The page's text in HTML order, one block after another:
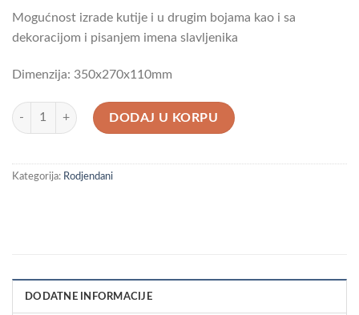
Mogućnost izrade kutije i u drugim bojama kao i sa
dekoracijom i pisanjem imena slavljenika
Dimenzija: 350x270x110mm
Poklon kutija za 20-ti rođendan količina
DODAJ U KORPU
Kategorija: Rodjendani
DODATNE INFORMACIJE